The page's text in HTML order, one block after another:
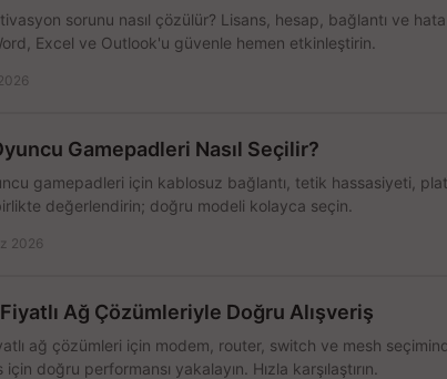
sorunu nasıl çözülür? Lisans, hesap, bağlantı ve hata
Excel ve Outlook'u güvenle hemen etkinleştirin.
Gamepadleri Nasıl Seçilir?
gamepadleri için kablosuz bağlantı, tetik hassasiyeti,
değerlendirin; doğru modeli kolayca seçin.
2026
Ağ Çözümleriyle Doğru Alışveriş
ağ çözümleri için modem, router, switch ve mesh
doğru performansı yakalayın. Hızla karşılaştırın.